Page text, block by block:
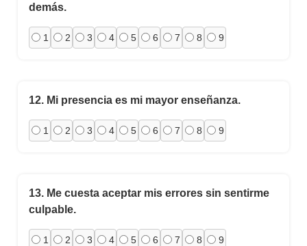
demás.
1 2 3 4 5 6 7 8 9
12. Mi presencia es mi mayor enseñanza.
1 2 3 4 5 6 7 8 9
13. Me cuesta aceptar mis errores sin sentirme
culpable.
1 2 3 4 5 6 7 8 9